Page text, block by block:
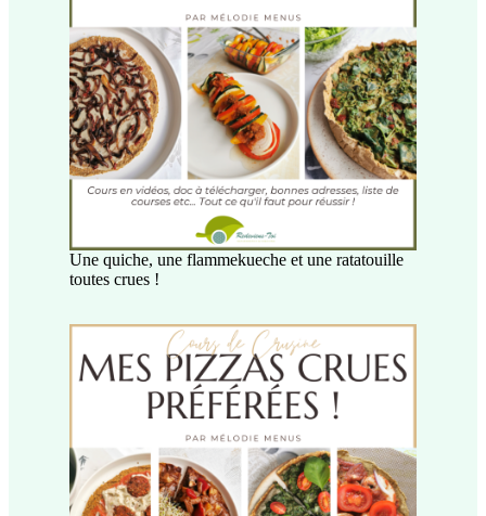
Une quiche, une flammekueche et une ratatouille
toutes crues !